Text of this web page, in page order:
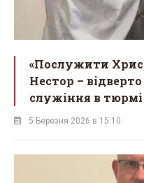
«Послужити
Нестор –
служіння в тюрмі
5 Березня 2026 в 15:10